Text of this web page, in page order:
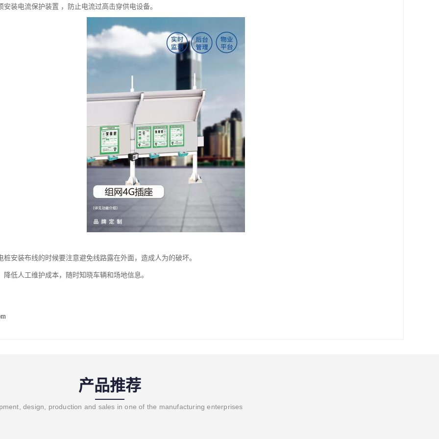
安装电流保护装置 ，防止电流过高击穿供电设备。
桩安装布线的时候要注意避免线路露在外面，造成人为的破坏。
降低人工维护成本，随时知晓车辆和场地信息。
产品推荐
design, production and sales in one of the manufacturing enterprises